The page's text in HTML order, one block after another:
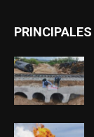
PRINCIPALES